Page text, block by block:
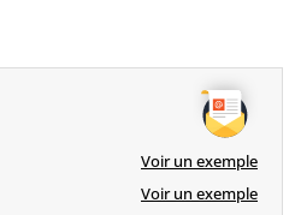
Voir un exemple
Voir un exemple